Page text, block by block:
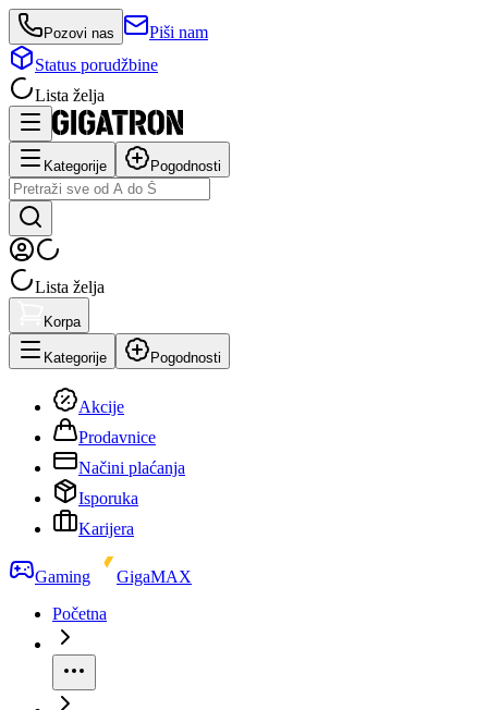
Pozovi nas
Piši nam
Status porudžbine
Lista želja
Kategorije Pogodnosti
Lista želja
Korpa
Kategorije Pogodnosti
Akcije
Prodavnice
Načini plaćanja
Isporuka
Karijera
Gaming
GigaMAX
Početna